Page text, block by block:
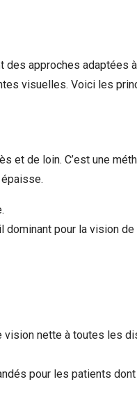
des approches adaptées
visuelles. Voici les
et de loin. C’est une
dominant pour la vision
nette à toutes les
pour les patients